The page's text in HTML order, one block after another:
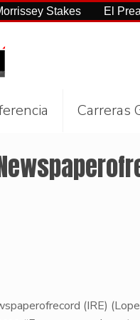
El Preakness
Carreras
(IRE)